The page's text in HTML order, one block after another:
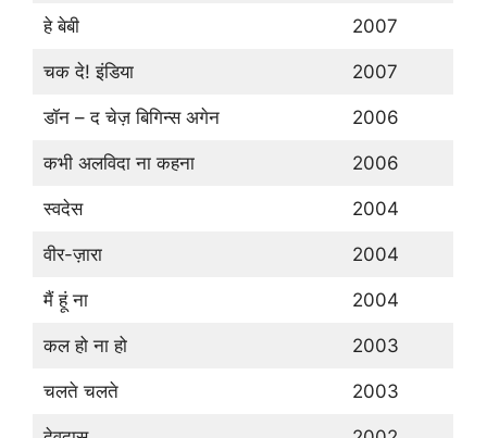
हे बेबी 2007
चक दे! इंडिया 2007
डॉन – द चेज़ बिगिन्स अगेन 2006
कभी अलविदा ना कहना 2006
स्वदेस 2004
वीर-ज़ारा 2004
मैं हूं ना 2004
कल हो ना हो 2003
चलते चलते 2003